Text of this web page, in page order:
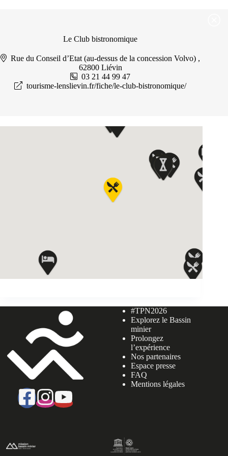
Le Club bistronomique
Rue du Conseil d’Etat (au-dessus de la concession Volvo) ,
62800 Liévin
03 21 44 99 47
tourisme-lenslievin.fr/fiche/le-club-bistronomique/
#TPN2026
Explorez le Bassin
minier
Prolongez
l’expérience
Nos partenaires
Espace presse
FAQ
Mentions légales